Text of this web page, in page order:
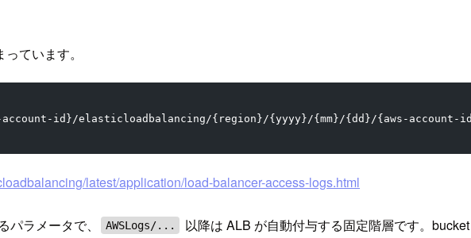
ています。
id}/elasticloadbalancing/{region}/{yyyy}/{mm}/{dd}/{aws-
latest/application/load-balancer-access-logs.html
パラメータで、 AWSLogs/...
以降は ALB が自動付与する固定階層です。